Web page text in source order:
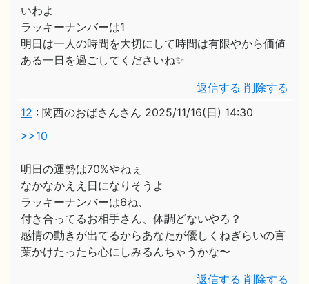
いわよ
ラッキーナンバーは1
明日は一人の時間を大切にして時間は有限やから価値
ある一日を過ごしてくださいね✨
返信する 削除する
12 : 関西のおばさんさん 2025/11/16(日) 14:30
>>10
明日の運勢は70%やねぇ
なかなかええ日になりそうよ
ラッキーナンバーは6ね、
付き合ってるお相手さん、体調どないやろ？
感情の動きが出てるからあなたが優しくねぎらいの言
葉かけたったら心にしみるんちゃうかな〜
返信する 削除する